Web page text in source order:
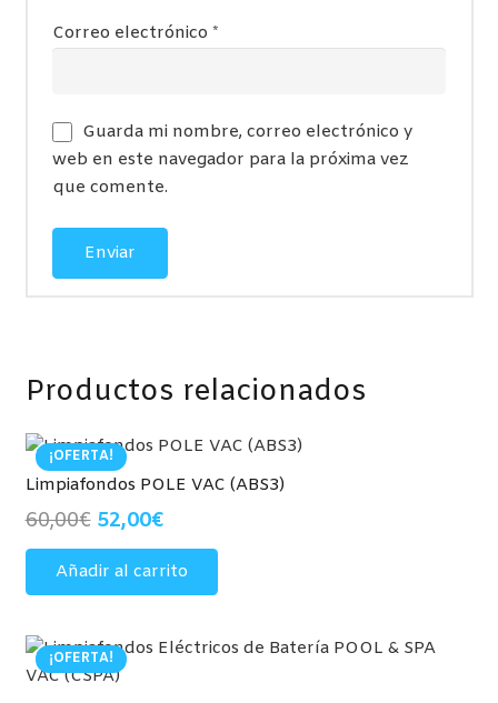
Correo electrónico *
Guarda mi nombre, correo electrónico y
web en este navegador para la próxima vez
que comente.
Productos relacionados
¡OFERTA!
Limpiafondos POLE VAC (ABS3)
60,00€ El
precio
original
era:
52,00€El
precio
actual
es:
Añadir al carrito
¡OFERTA!